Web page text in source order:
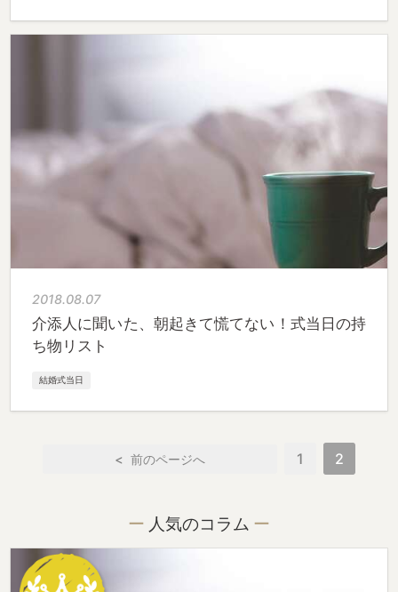
2018.08.07
介添人に聞いた、朝起きて慌てない！式当日の持
ち物リスト
結婚式当日
< 1 2
人気のコラム